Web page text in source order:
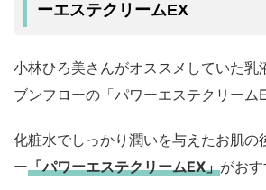
ーエステクリームEX
小林ひろ美さんがオススメしていた乳
ブンフローの「パワーエステクリーム
化粧水でしっかり潤いを与えたお肌の
ー「パワーエステクリームEX」がおす